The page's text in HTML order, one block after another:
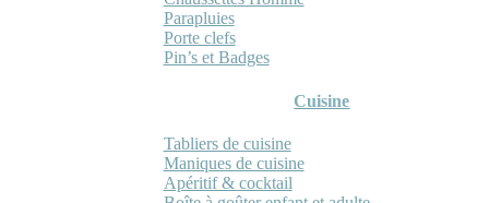
Parapluies
Porte clefs
Pin’s et Badges
Cuisine
Tabliers de cuisine
Maniques de cuisine
Apéritif & cocktail